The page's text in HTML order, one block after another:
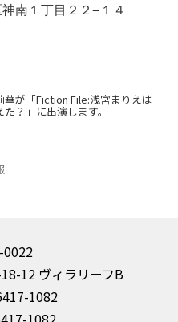
南１丁目２２−１４
華が「Fiction File:浅宮まりえは
？」に出演します。
0022
12 ヴィラリーフB
1082